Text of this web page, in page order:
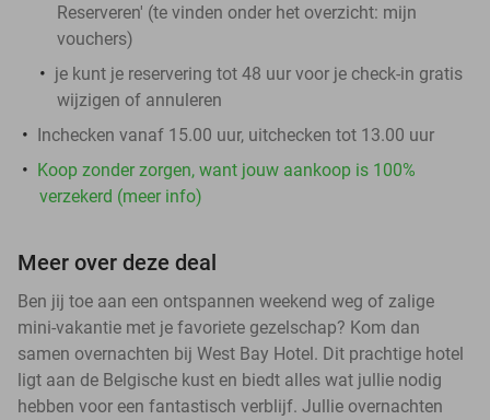
Reserveren' (te vinden onder het overzicht: mijn
vouchers)
je kunt je reservering tot 48 uur voor je check-in gratis
wijzigen of annuleren
Inchecken vanaf 15.00 uur, uitchecken tot 13.00 uur
Koop zonder zorgen, want jouw aankoop is 100%
verzekerd (meer info)
Meer over deze deal
Ben jij toe aan een ontspannen weekend weg of zalige
mini-vakantie met je favoriete gezelschap? Kom dan
samen overnachten bij West Bay Hotel. Dit prachtige hotel
ligt aan de Belgische kust en biedt alles wat jullie nodig
hebben voor een fantastisch verblijf. Jullie overnachten